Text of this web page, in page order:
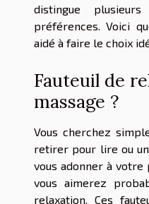
distingue
préférences. Voici
aidé à faire le choix
Fauteuil de
massage ?
Vous cherchez
retirer pour lire ou
vous adonner à votre
vous aimerez
relaxation. Ces